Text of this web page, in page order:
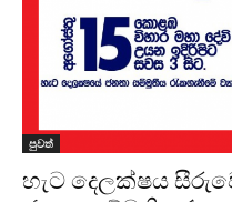
පුවත්
හැට දෙලක්ෂය